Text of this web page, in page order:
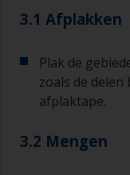
3.1 Afplakken
Plak de
zoals de
afplaktape.
3.2 Mengen